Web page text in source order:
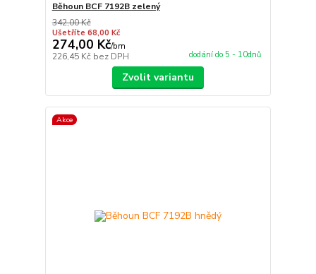
Běhoun BCF 7192B zelený
342,00 Kč
Ušetříte 68,00 Kč
274,00 Kč/bm
226,45 Kč bez DPH dodání do 5 - 10dnů
Zvolit variantu
Akce